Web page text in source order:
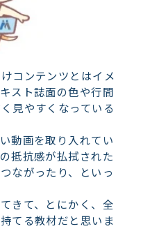
コンテンツとはイメ
スト誌面の色や行間
見やすくなっている
動画を取り入れてい
抵抗感が払拭された
ながったり、といっ
きて、とにかく、全
てる教材だと思いま